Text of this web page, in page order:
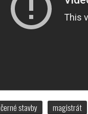
černé stavby magistrát